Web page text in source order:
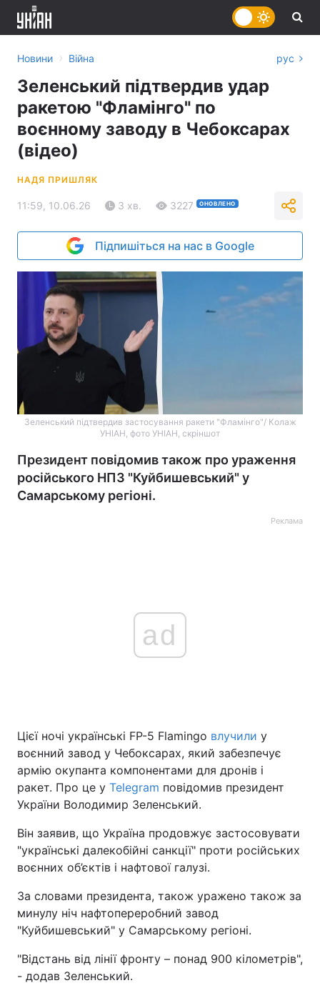
Україна Політика
Економіка
Спорт Наука
Техно і зв'язок
Зброя Інциденти
Цікавинки Погода
Екологія
Лонгріди
Новини › Війна рус
Зеленський підтвердив удар
ракетою "Фламінго" по
воєнному заводу в Чебоксарах
(відео)
НАДЯ ПРИШЛЯК
11:59, 10.06.26 3 хв. 3227 ОНОВЛЕНО
Підпишіться на нас в Google
Зеленський підтвердив застосування ракети "Фламінго"/ Колаж
УНІАН, фото УНІАН, скріншот
Президент повідомив також про ураження
російського НПЗ "Куйбишевський" у
Самарському регіоні.
Реклама
ad
Цієї ночі українські FP-5 Flamingo влучили у
воєнний завод у Чебоксарах, який забезпечує
армію окупанта компонентами для дронів і
ракет. Про це у Telegram повідомив президент
України Володимир Зеленський.
Він заявив, що Україна продовжує застосовувати
"українські далекобійні санкції" проти російських
воєнних об’єктів і нафтової галузі.
За словами президента, також уражено також за
минулу ніч нафтопереробний завод
"Куйбишевський" у Самарському регіоні.
"Відстань від лінії фронту – понад 900 кілометрів",
- додав Зеленський.